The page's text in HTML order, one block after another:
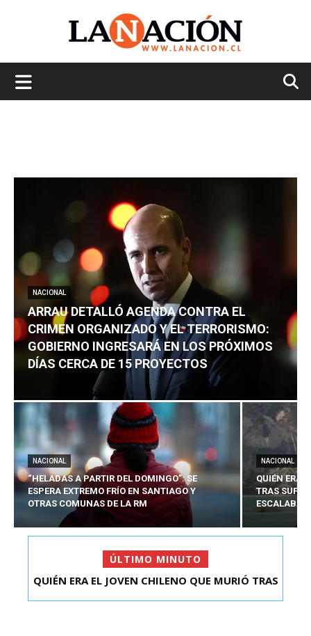
NACIONAL
ARRAU DETALLÓ AGENDA CONTRA EL
CRIMEN ORGANIZADO Y EL TERRORISMO:
GOBIERNO INGRESARÁ EN LOS PRÓXIMOS
DÍAS CERCA DE 15 PROYECTOS
NACIONAL
“HELADAS A PARTIR DEL DOMINGO”: SE
ESPERA EXTREMO FRÍO EN SANTIAGO Y
OTRAS COMUNAS DE LA RM
NACIONAL
QUIÉN ERA
TRAS
ESCALABA
ÚLTIMO MINUTO
ARRAU DETALLÓ AGENDA CONTRA EL CRIMEN
QUIÉN ERA EL JOVEN CHILENO QUE MURIÓ TRAS